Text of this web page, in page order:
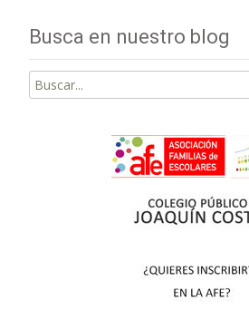
Busca en nuestro blog
Buscar
por: